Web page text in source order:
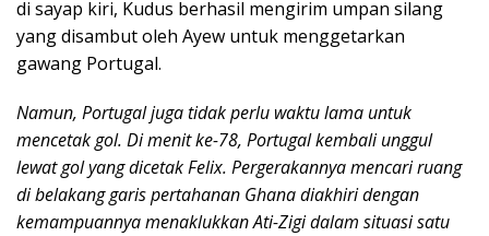
di sayap kiri, Kudus berhasil mengirim umpan silang
yang disambut oleh Ayew untuk menggetarkan
gawang Portugal.
Namun, Portugal juga tidak perlu waktu lama untuk
mencetak gol. Di menit ke-78, Portugal kembali unggul
lewat gol yang dicetak Felix. Pergerakannya mencari ruang
di belakang garis pertahanan Ghana diakhiri dengan
kemampuannya menaklukkan Ati-Zigi dalam situasi satu